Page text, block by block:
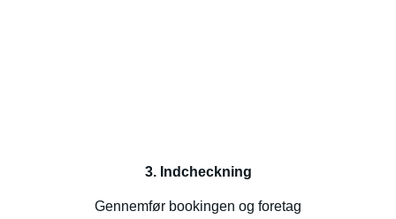
3. Indcheckning
Gennemfør bookingen og foretag